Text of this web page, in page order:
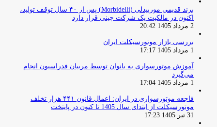
برند قدیمی موربیدلی (Morbidelli) پس از ۴۰ سال توقف تولید،
اکنون در مالکیت یک شرکت چینی قرار دارد
2 مرداد 1405 20:42
بررسی بازار موتورسیکلت ایران
1 مرداد 1405 17:17
آموزش موتورسواری به بانوان توسط مربیان فدراسیون انجام
می‌گیرد
1 مرداد 1405 17:04
فاجعه موتورسواری در ایران: اعمال قانون ۴۴۱ هزار تخلف
موتورسیکلت از ابتدای سال 1405 تا کنون در پایتخت
31 تیر 1405 17:23